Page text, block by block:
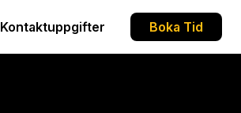
Kontaktuppgifter Boka Tid